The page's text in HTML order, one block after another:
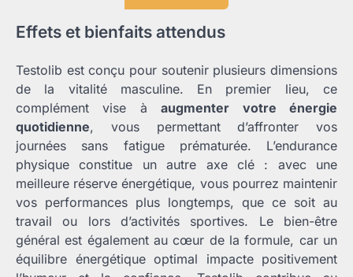
Effets et bienfaits attendus
Testolib est conçu pour soutenir plusieurs dimensions
de la vitalité masculine. En premier lieu, ce
complément vise àaugmenter votre énergie
quotidienne, vous permettant d’affronter vos
journées sans fatigue prématurée. L’endurance
physique constitue un autre axe clé : avec une
meilleure réserve énergétique, vous pourrez maintenir
vos performances plus longtemps, que ce soit au
travail ou lors d’activités sportives. Le bien-être
général est également au cœur de la formule, car un
équilibre énergétique optimal impacte positivement